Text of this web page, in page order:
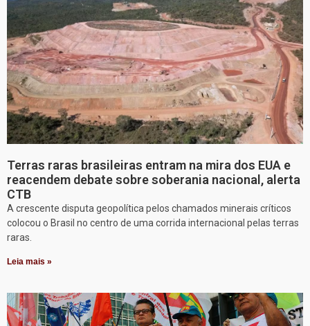
Terras raras brasileiras entram na mira dos EUA e
reacendem debate sobre soberania nacional, alerta
CTB
A crescente disputa geopolítica pelos chamados minerais críticos
colocou o Brasil no centro de uma corrida internacional pelas terras
raras.
Leia mais »